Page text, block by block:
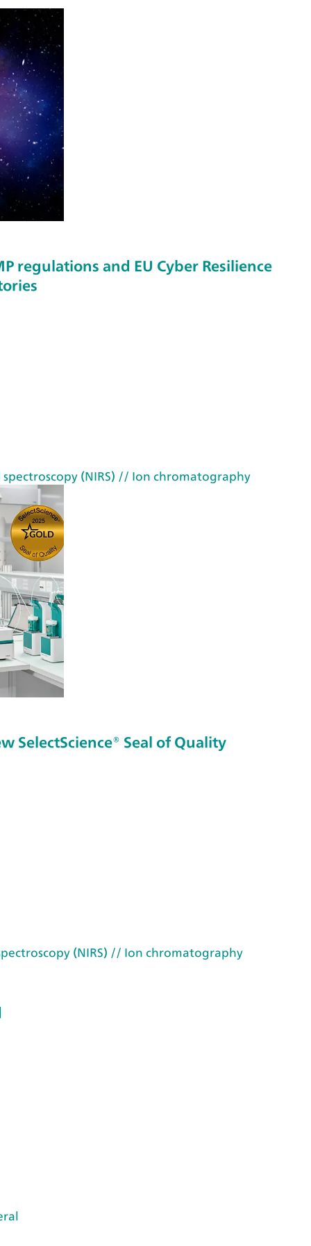
regulations and EU Cyber Resilience
(NIRS) // Ion chromatography
SelectScience® Seal of Quality
(NIRS) // Ion chromatography